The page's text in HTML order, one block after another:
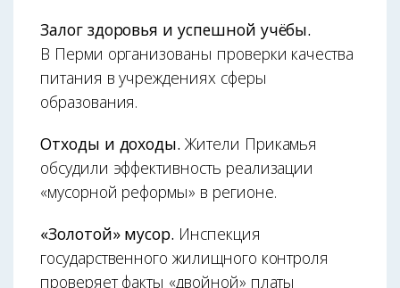
Залог здоровья и успешной учёбы.
В Перми организованы проверки качества
питания в учреждениях сферы
образования.
Отходы и доходы.Жители Прикамья
обсудили эффективность реализации
«мусорной реформы» в регионе.
«Золотой» мусор. Инспекция
государственного жилищного контроля
проверяет факты «двойной» платы